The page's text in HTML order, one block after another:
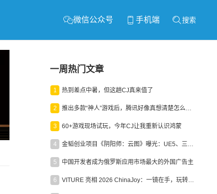
微信公众号 手机端 搜索
一周热门文章
1 热到差点中暑，但这趟CJ真来值了
2 推出多款“神人”游戏后，腾讯好像真想清楚怎么做二次元了
3 60+游戏现场试玩，今年CJ让我重新认识鸿蒙
4 金韬创业项目《阴阳师：云图》曝光：UE5、三端互通、ARPG
5 中国开发者成为俄罗斯应用市场最大的外国广告主
6 VITURE 亮相 2026 ChinaJoy：一镜在手，玩转全场！